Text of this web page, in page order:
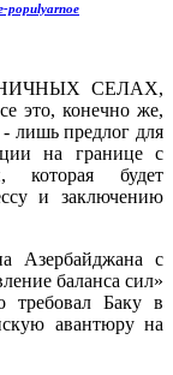
populyarnoe
СЕЛАХ,
это, конечно же,
лишь предлог для
на границе с
которая будет
и заключению
Азербайджана с
баланса сил»
требовал Баку в
авантюру на